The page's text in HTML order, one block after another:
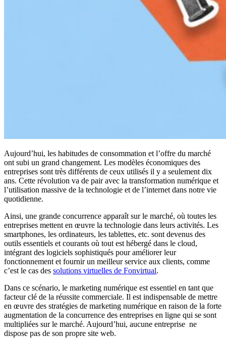
Aujourd’hui, les habitudes de consommation et l’offre du marché
ont subi un grand changement. Les modèles économiques des
entreprises sont très différents de ceux utilisés il y a seulement dix
ans. Cette révolution va de pair avec la transformation numérique et
l’utilisation massive de la technologie et de l’internet dans notre vie
quotidienne.
Ainsi, une grande concurrence apparaît sur le marché, où toutes les
entreprises mettent en œuvre la technologie dans leurs activités. Les
smartphones, les ordinateurs, les tablettes, etc. sont devenus des
outils essentiels et courants où tout est hébergé dans le cloud,
intégrant des logiciels sophistiqués pour améliorer leur
fonctionnement et fournir un meilleur service aux clients, comme
c’est le cas des solutions virtuelles de Fonvirtual.
Dans ce scénario, le marketing numérique est essentiel en tant que
facteur clé de la réussite commerciale. Il est indispensable de mettre
en œuvre des stratégies de marketing numérique en raison de la forte
augmentation de la concurrence des entreprises en ligne qui se sont
multipliées sur le marché. Aujourd’hui, aucune entreprise ne
dispose pas de son propre site web.